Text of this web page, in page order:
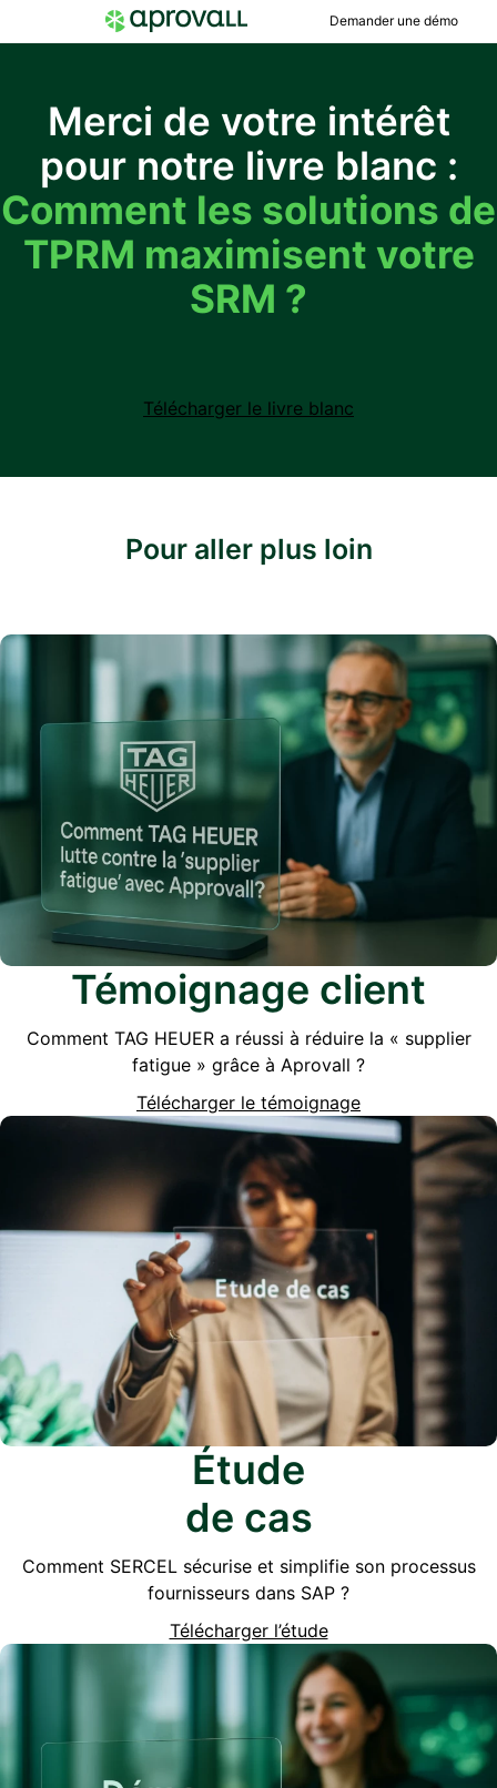
Demander une démo
Merci de votre intérêt
pour notre livre blanc :
Comment les solutions de
TPRM maximisent votre
SRM ?
Télécharger le livre blanc
Pour aller plus loin
Témoignage client
Comment TAG HEUER a réussi à réduire la « supplier
fatigue » grâce à Aprovall ?
Télécharger le témoignage
Étude
de cas
Comment SERCEL sécurise et simplifie son processus
fournisseurs dans SAP ?
Télécharger l’étude